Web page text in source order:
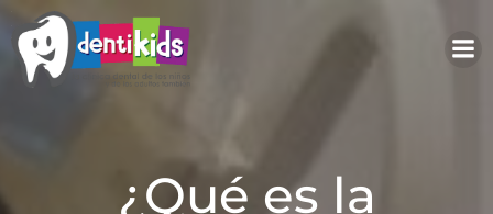
¿Qué es la